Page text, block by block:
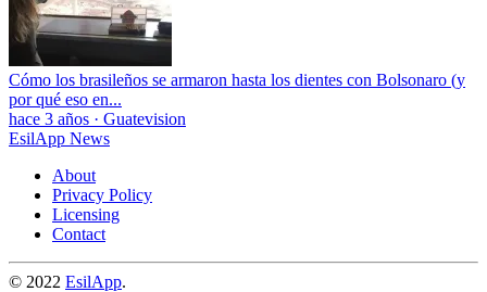
Cómo los brasileños se armaron hasta los dientes con Bolsonaro (y
por qué eso en...
hace 3 años · Guatevision
EsilApp News
About
Privacy Policy
Licensing
Contact
© 2022 EsilApp.